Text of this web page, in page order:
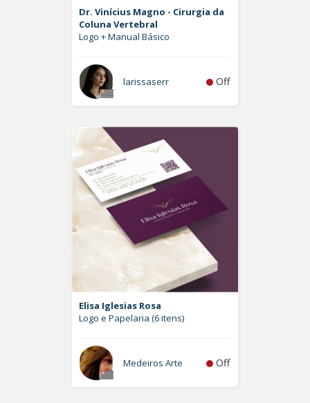
Dr. Vinícius Magno - Cirurgia da
Coluna Vertebral
Logo + Manual Básico
larissaserr Off
Elisa Iglesias Rosa
Logo e Papelaria (6 itens)
Medeiros Arte Off